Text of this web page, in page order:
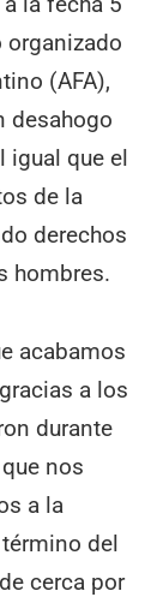
organizado
(AFA),
desahogo
igual que el
de la
derechos
hombres.
acabamos
a los
durante
nos
a la
del
cerca por